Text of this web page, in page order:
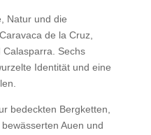
Natur und die
de la Cruz,
Sechs
Identität und eine
bedeckten Bergketten,
Auen und